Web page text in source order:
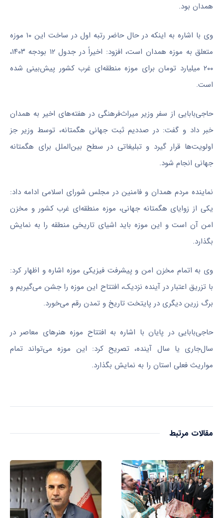
همدان بود.
وی با اشاره به اینکه در حال حاضر رتبه اول در ساخت این ۱۰ موزه
متعلق به موزه همدان است، افزود: اخیراً در جدول ۱۲ بودجه ۱۴۰۳،
۲۰۰ میلیارد تومان برای موزه منطقه‌ای غرب کشور پیش‌بینی شده
است.
حاجی‌بابایی از سفر وزیر میراث‌فرهنگی در هفته‌های اخیر به همدان
خبر داد و گفت: در صددیم ثبت جهانی هگمتانه، توسط وزیر جز
اولویت‌ها قرار گیرد و تبلیغاتی در سطح بین‌الملل برای هگمتانه
جهانی انجام شود.
نماینده مردم همدان و فامنین در مجلس شورای اسلامی ادامه داد:
یکی از زوایای هگمتانه جهانی، موزه منطقه‌ای غرب کشور و مخزن
امن آن است و این موزه باید اشیای تاریخی منطقه را به نمایش
بگذارد.
وی به اتمام مخزن امن و پیشرفت فیزیکی موزه اشاره و اظهار کرد:
با تزریق اعتبار در آینده نزدیک، افتتاح این موزه را جشن می‌گیریم و
برگ زرین دیگری در پایتخت تاریخ و تمدن رقم می‌خورد.
حاجی‌بابایی در پایان با اشاره به افتتاح موزه هنرهای معاصر در
سال‌جاری یا سال آینده، تصریح کرد: این موزه می‌تواند تمام
مواریث فعلی استان را به نمایش بگذارد.
مقالات مرتبط